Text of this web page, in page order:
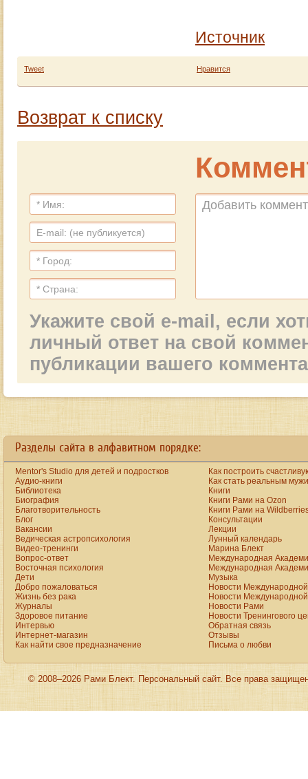
Источник
Tweet Нравится
Возврат к списку
Укажите свой e-mail, если
личный ответ на свой
публикации вашего
the big ten started fees are raised yet unfortunately customers continues to be feel
Разделы сайта в алфавитном порядке:
Mentor's Studio для детей и подростков
Аудио-книги
Библиотека
Биография
Благотворительность
Блог
Вакансии
Ведическая астропсихология
Видео-тренинги
Вопрос-ответ
Восточная психология
Дети
Добро пожаловаться
Жизнь без рака
Журналы
Здоровое питание
Интервью
Интернет-магазин
Как найти свое предназначение
Как построить
Как стать реальным
Книги
Книги Рами на Ozon
Книги Рами на
Консультации
Лекции
Лунный календарь
Марина Блект
Международная
Международная
Музыка
Новости
Новости
Новости Рами
Новости Тренингового
Обратная связь
Отзывы
Письма о любви
© 2008–2026 Рами Блект. Персональный сайт. Все права